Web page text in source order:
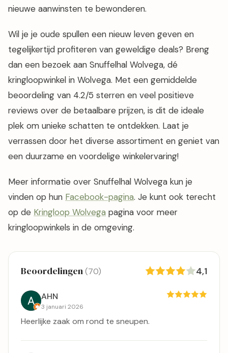
nieuwe aanwinsten te bewonderen.
Wil je je oude spullen een nieuw leven geven en
tegelijkertijd profiteren van geweldige deals? Breng
dan een bezoek aan Snuffelhal Wolvega, dé
kringloopwinkel in Wolvega. Met een gemiddelde
beoordeling van 4.2/5 sterren en veel positieve
reviews over de betaalbare prijzen, is dit de ideale
plek om unieke schatten te ontdekken. Laat je
verrassen door het diverse assortiment en geniet van
een duurzame en voordelige winkelervaring!
Meer informatie over Snuffelhal Wolvega kun je
vinden op hun Facebook-pagina. Je kunt ook terecht
op de Kringloop Wolvega pagina voor meer
kringloopwinkels in de omgeving.
Beoordelingen(70) 4,1
AHN
3 januari 2026
Heerlijke zaak om rond te sneupen.